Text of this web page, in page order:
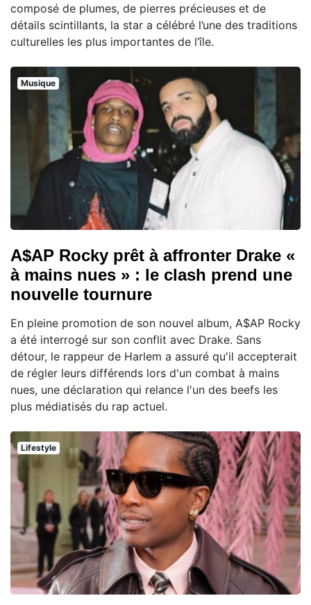
composé de plumes, de pierres précieuses et de
détails scintillants, la star a célébré l’une des traditions
culturelles les plus importantes de l’île.
Musique
A$AP Rocky prêt à affronter Drake «
à mains nues » : le clash prend une
nouvelle tournure
En pleine promotion de son nouvel album, A$AP Rocky
a été interrogé sur son conflit avec Drake. Sans
détour, le rappeur de Harlem a assuré qu'il accepterait
de régler leurs différends lors d'un combat à mains
nues, une déclaration qui relance l'un des beefs les
plus médiatisés du rap actuel.
Lifestyle